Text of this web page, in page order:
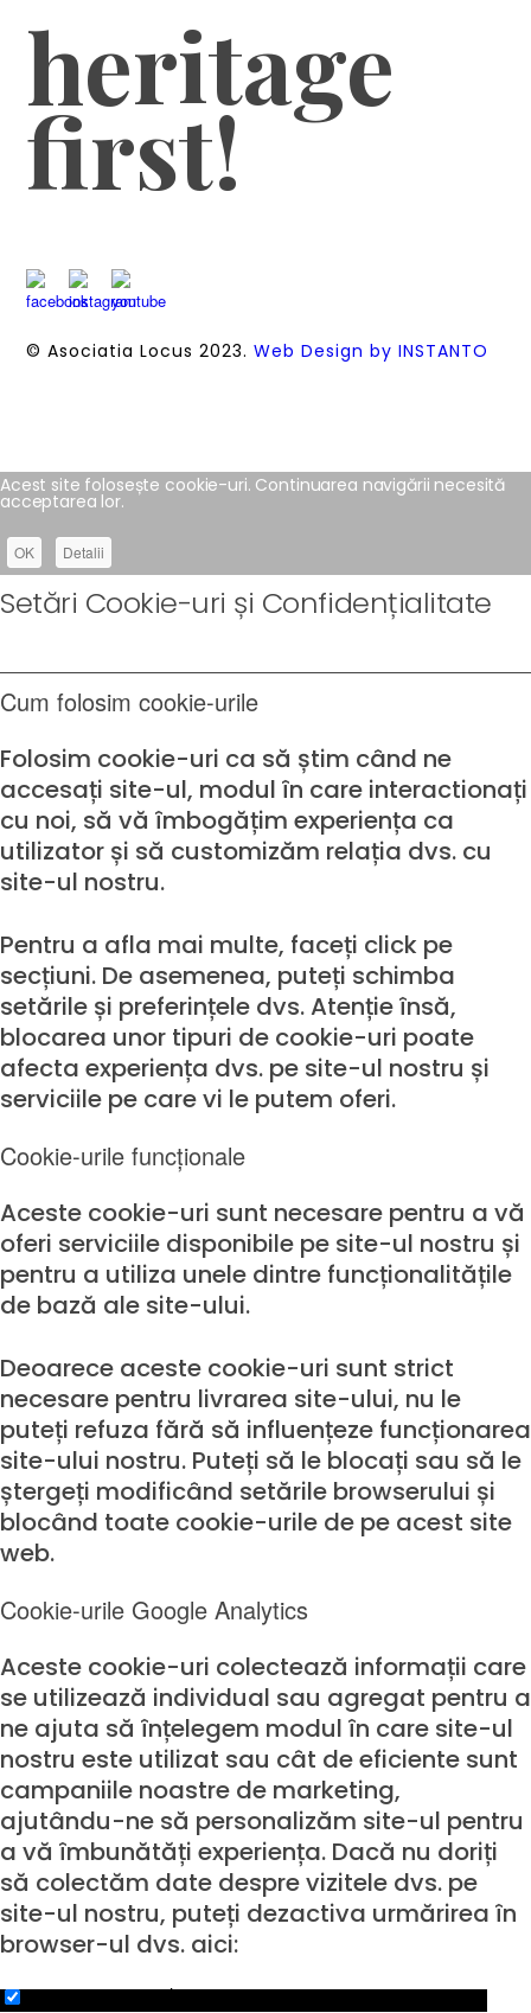
heritage
first!
© Asociatia Locus 2023. Web Design by INSTANTO
Acest site folosește cookie-uri. Continuarea navigării necesită
acceptarea lor.
OK Detalii
Setări Cookie-uri și Confidențialitate
Cum folosim cookie-urile
Folosim cookie-uri ca să știm când ne
accesați site-ul, modul în care interactionați
cu noi, să vă îmbogățim experiența ca
utilizator și să customizăm relația dvs. cu
site-ul nostru.
Pentru a afla mai multe, faceți click pe
secțiuni. De asemenea, puteți schimba
setările și preferințele dvs. Atenție însă,
blocarea unor tipuri de cookie-uri poate
afecta experiența dvs. pe site-ul nostru și
serviciile pe care vi le putem oferi.
Cookie-urile funcționale
Aceste cookie-uri sunt necesare pentru a vă
oferi serviciile disponibile pe site-ul nostru și
pentru a utiliza unele dintre funcționalitățile
de bază ale site-ului.
Deoarece aceste cookie-uri sunt strict
necesare pentru livrarea site-ului, nu le
puteți refuza fără să influențeze funcționarea
site-ului nostru. Puteți să le blocați sau să le
ștergeți modificând setările browserului și
blocând toate cookie-urile de pe acest site
web.
Cookie-urile Google Analytics
Aceste cookie-uri colectează informații care
se utilizează individual sau agregat pentru a
ne ajuta să înțelegem modul în care site-ul
nostru este utilizat sau cât de eficiente sunt
campaniile noastre de marketing,
ajutându-ne să personalizăm site-ul pentru
a vă îmbunătăți experiența. Dacă nu doriți
să colectăm date despre vizitele dvs. pe
site-ul nostru, puteți dezactiva urmărirea în
browser-ul dvs. aici: